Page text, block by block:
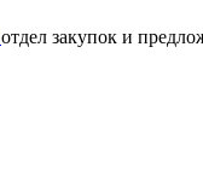
отдел закупок и